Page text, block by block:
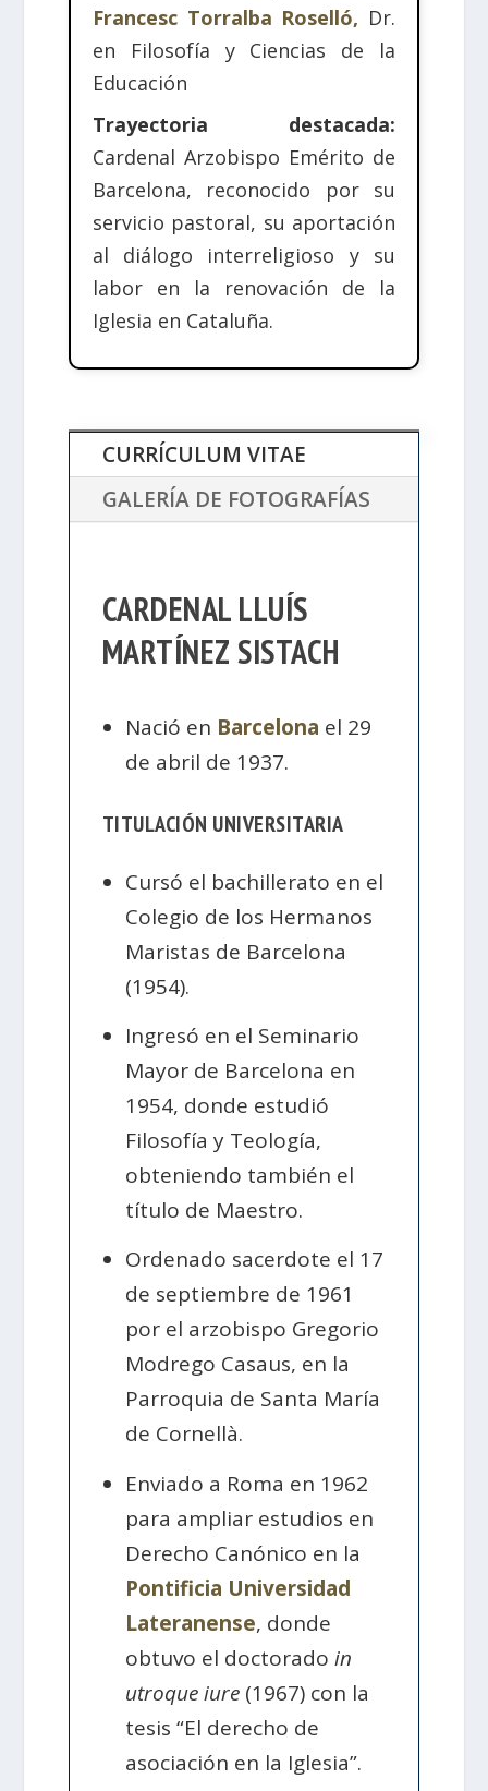
Francesc Torralba Roselló, Dr.
en Filosofía y Ciencias de la
Educación
Trayectoria destacada:
Cardenal Arzobispo Emérito de
Barcelona, reconocido por su
servicio pastoral, su aportación
al diálogo interreligioso y su
labor en la renovación de la
Iglesia en Cataluña.
CURRÍCULUM VITAE
GALERÍA DE FOTOGRAFÍAS
CARDENAL LLUÍS
MARTÍNEZ SISTACH
Nació en Barcelona el 29
de abril de 1937.
TITULACIÓN UNIVERSITARIA
Cursó el bachillerato en el
Colegio de los Hermanos
Maristas de Barcelona
(1954).
Ingresó en el Seminario
Mayor de Barcelona en
1954, donde estudió
Filosofía y Teología,
obteniendo también el
título de Maestro.
Ordenado sacerdote el 17
de septiembre de 1961
por el arzobispo Gregorio
Modrego Casaus, en la
Parroquia de Santa María
de Cornellà.
Enviado a Roma en 1962
para ampliar estudios en
Derecho Canónico en la
Pontificia Universidad
Lateranense, donde
obtuvo el doctoradoin
utroque iure (1967) con la
tesis “El derecho de
asociación en la Iglesia”.